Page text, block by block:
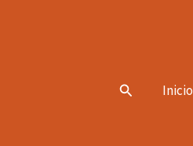
Search Inicio